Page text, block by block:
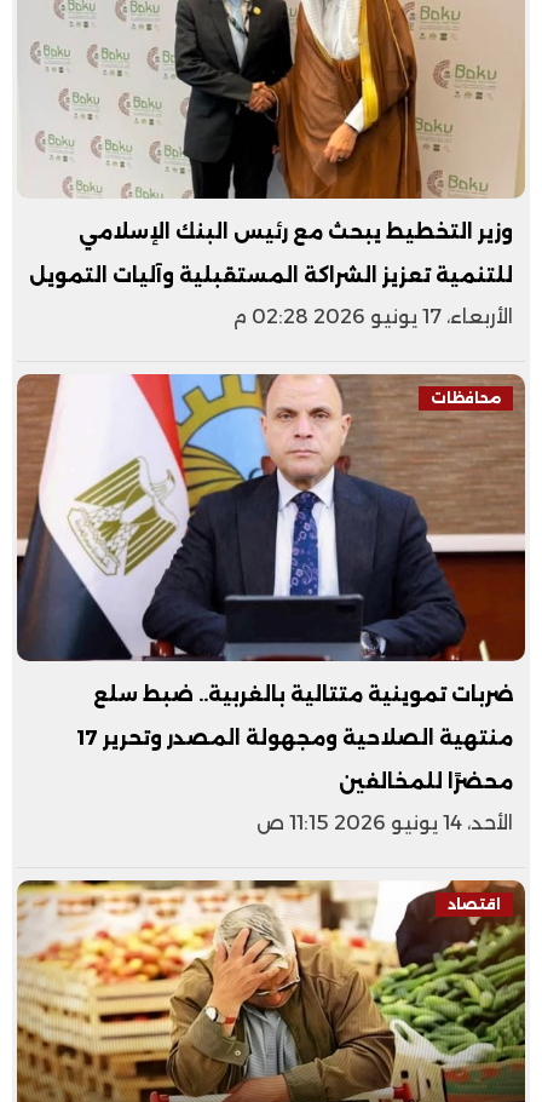
وزير التخطيط يبحث مع رئيس البنك الإسلامي
للتنمية تعزيز الشراكة المستقبلية وآليات التمويل
الأربعاء، 17 يونيو 2026 02:28 م
محافظات
ضربات تموينية متتالية بالغربية.. ضبط سلع
منتهية الصلاحية ومجهولة المصدر وتحرير 17
محضرًا للمخالفين
الأحد، 14 يونيو 2026 11:15 ص
اقتصاد